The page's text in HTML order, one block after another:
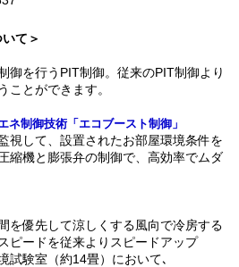
て＞
御を行うPIT制御。従来のPIT制御より
ことができます。
制御技術「エコブースト制御」
視して、設置されたお部屋環境条件を
縮機と膨張弁の制御で、高効率でムダ
を優先して涼しくする風向で冷房する
ピードを従来よりスピードアップ
試験室（約14畳）において､